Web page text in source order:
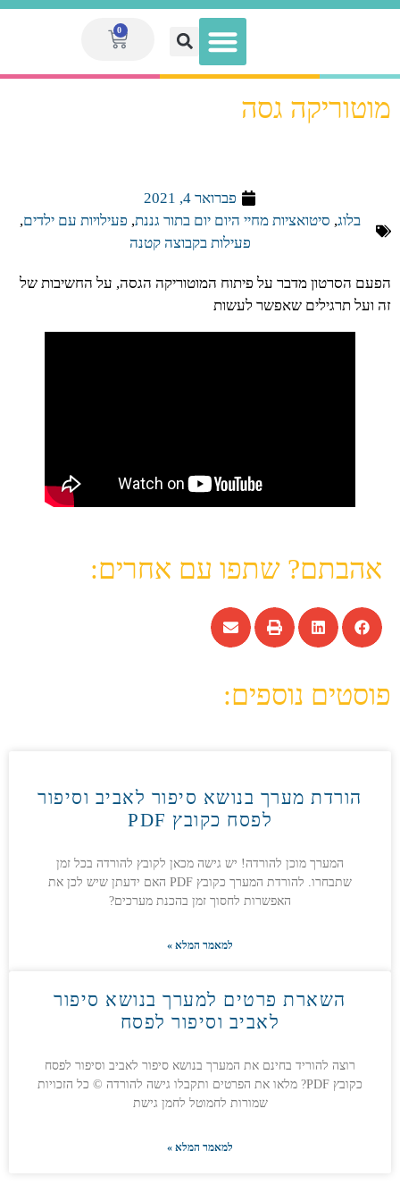
0
מוטוריקה גסה
פברואר 4, 2021
בלוג, סיטואציות מחיי היום יום בתור גננת, פעילויות עם ילדים,
פעילות בקבוצה קטנה
הפעם הסרטון מדבר על פיתוח המוטוריקה הגסה, על החשיבות של
זה ועל תרגילים שאפשר לעשות
אהבתם? שתפו עם אחרים:
פוסטים נוספים:
הורדת מערך בנושא סיפור לאביב וסיפור
לפסח כקובץ PDF
המערך מוכן להורדה! יש גישה מכאן לקובץ להורדה בכל זמן
שתבחרו. להורדת המערך כקובץ PDF האם ידעתן שיש לכן את
האפשרות לחסוך זמן בהכנת מערכים?
למאמר המלא »
השארת פרטים למערך בנושא סיפור
לאביב וסיפור לפסח
רוצה להוריד בחינם את המערך בנושא סיפור לאביב וסיפור לפסח
כקובץ PDF? מלאו את הפרטים ותקבלו גישה להורדה © כל הזכויות
שמורות לחמוטל לחמן גישת
למאמר המלא »